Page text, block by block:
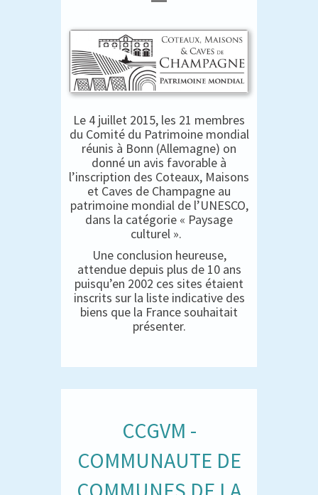
Le 4 juillet 2015, les 21 membres
du Comité du Patrimoine mondial
réunis à Bonn (Allemagne) on
donné un avis favorable à
l’inscription des Coteaux, Maisons
et Caves de Champagne au
patrimoine mondial de l’UNESCO,
dans la catégorie « Paysage
culturel ».
Une conclusion heureuse,
attendue depuis plus de 10 ans
puisqu’en 2002 ces sites étaient
inscrits sur la liste indicative des
biens que la France souhaitait
présenter.
CCGVM -
COMMUNAUTE DE